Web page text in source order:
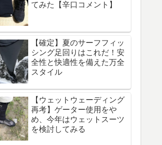
てみた【辛口コメント】
【確定】夏のサーフフィッ
シング足回りはこれだ！安
全性と快適性を備えた万全
スタイル
【ウェットウェーディング
再考】ゲーター使用をや
め、今年はウェットスーツ
を検討してみる